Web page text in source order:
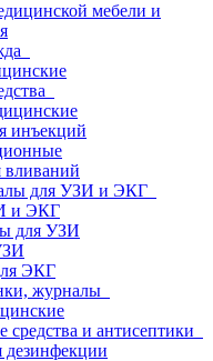
мебели и
инъекций
для УЗИ и ЭКГ
и ЭКГ
для УЗИ
ЭКГ
журналы
и антисептики
дезинфекции